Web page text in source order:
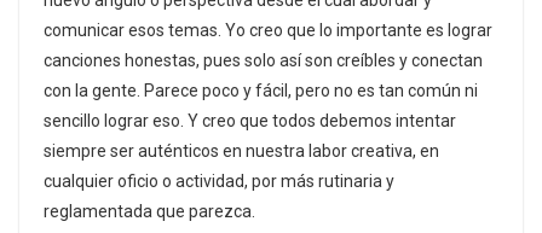
comunicar esos temas. Yo creo que lo importante es lograr
canciones honestas, pues solo así son creíbles y conectan
con la gente. Parece poco y fácil, pero no es tan común ni
sencillo lograr eso. Y creo que todos debemos intentar
siempre ser auténticos en nuestra labor creativa, en
cualquier oficio o actividad, por más rutinaria y
reglamentada que parezca.